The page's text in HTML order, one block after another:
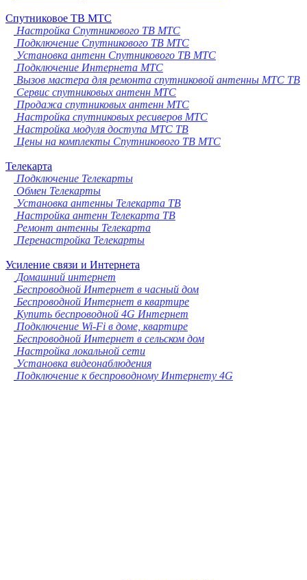
Спутниковое ТВ МТС
Настройка Спутникового ТВ МТС
Подключение Спутникового ТВ МТС
Установка антенн Спутникового ТВ МТС
Подключение Интернета МТС
Вызов мастера для ремонта спутниковой антенны МТС ТВ
Сервис спутниковых антенн МТС
Продажа спутниковых антенн МТС
Настройка спутниковых ресиверов МТС
Настройка модуля доступа МТС ТВ
Цены на комплекты Спутникового ТВ МТС
Телекарта
Подключение Телекарты
Обмен Телекарты
Установка антенны Телекарта ТВ
Настройка антенн Телекарта ТВ
Ремонт антенны Телекарта
Перенастройка Телекарты
Усиление связи и Интернета
Домашний интернет
Беспроводной Интернет в часный дом
Беспроводной Интернет в квартире
Купить беспроводной 4G Интернет
Подключение Wi-Fi в доме, квартире
Беспроводной Интернет в сельском дом
Настройка локальной сети
Установка видеонаблюдения
Подключение к беспроводному Интернету 4G